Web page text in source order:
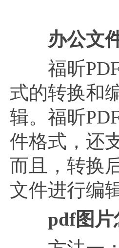
办公文
福昕
式的转换和
辑。福昕
件格式，还
而且，转换
文件进行编
pdf图片